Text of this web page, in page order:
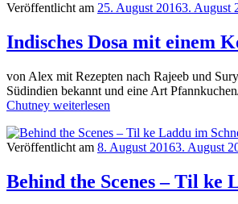
Veröffentlicht am 25. August 20163. August
Indisches Dosa mit einem
von Alex mit Rezepten nach Rajeeb und
Südindien bekannt und eine Art
Chutney weiterlesen
Veröffentlicht am 8. August 20163. August
Behind the Scenes – Til ke